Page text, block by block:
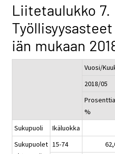
Liitetaulukko 7.
iän mukaan
Vuosi/
2018/05
%
Sukupuoli
Ikäluokka
Sukupuolet 15-74